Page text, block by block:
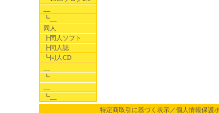
┗__
同人
┣同人ソフト
┣同人誌
┗同人CD
┗__
┗__
特定商取引に基づく表示／個人情報保護